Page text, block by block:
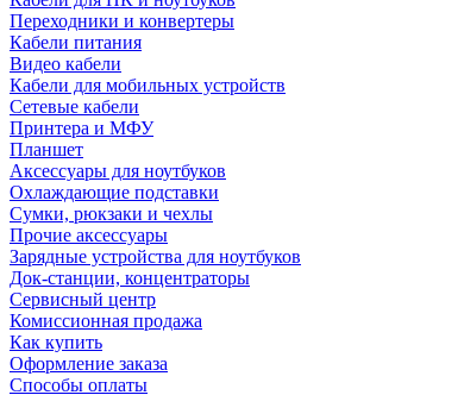
Переходники и конвертеры
Кабели питания
Видео кабели
Кабели для мобильных устройств
Сетевые кабели
Принтера и МФУ
Планшет
Аксессуары для ноутбуков
Охлаждающие подставки
Сумки, рюкзаки и чехлы
Прочие аксессуары
Зарядные устройства для ноутбуков
Док-станции, концентраторы
Сервисный центр
Комиссионная продажа
Как купить
Оформление заказа
Способы оплаты